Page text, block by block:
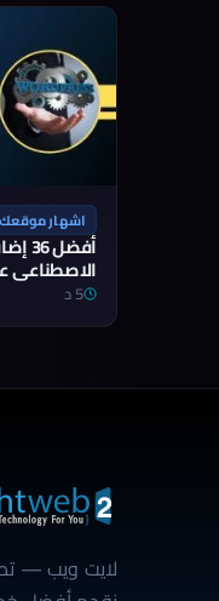
اشهار موقعك
أفضل
الاصطناعي
5 د
لايت ويب —